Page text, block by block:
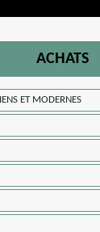
ACHATS
ET MODERNES